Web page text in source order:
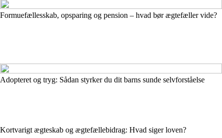
Formuefællesskab, opsparing og pension – hvad bør ægtefæller vide?
Adopteret og tryg: Sådan styrker du dit barns sunde selvforståelse
Kortvarigt ægteskab og ægtefællebidrag: Hvad siger loven?